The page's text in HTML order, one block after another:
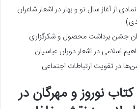
از آغاز سال نو و بهار در اشعار شاعران
جشن برداشت محصول و شکرگزاری
اسلامی در اشعار دوران عباسیان
در تقویت ارتباطات اجتماعی
خلاصه فصل 9 کتاب نوروز و مهرگان در